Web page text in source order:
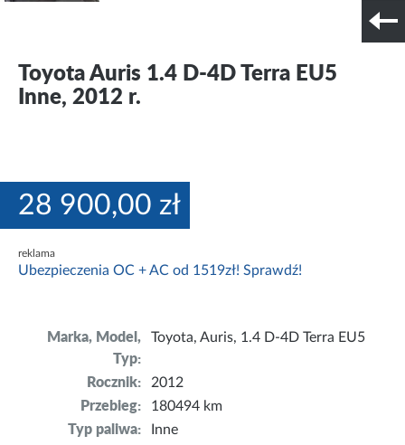
Toyota Auris 1.4 D-4D Terra EU5
Inne, 2012 r.
28 900,00 zł
reklama
Ubezpieczenia OC + AC od 1519zł! Sprawdź!
Marka, Model,
Typ:
Toyota, Auris, 1.4 D-4D Terra EU5
Rocznik:
2012
Przebieg:
180494 km
Typ paliwa:
Inne